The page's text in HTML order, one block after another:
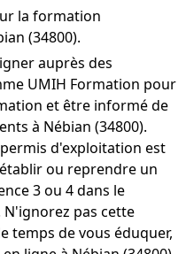
la formation
(34800).
auprès des
UMIH Formation pour
et être informé de
à Nébian (34800).
d'exploitation est
ou reprendre un
3 ou 4 dans le
pas cette
temps de vous éduquer,